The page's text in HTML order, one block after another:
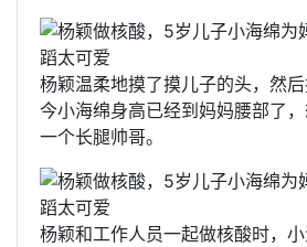
杨颖温柔地摸了摸儿子的头，然
今小海绵身高已经到妈妈腰部了
一个长腿帅哥。
杨颖和工作人员一起做核酸时，